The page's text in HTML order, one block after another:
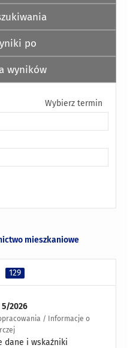
po
wyników
Wybierz termin
mieszkaniowe
129
2026
/ Informacje o
dane i wskaźniki